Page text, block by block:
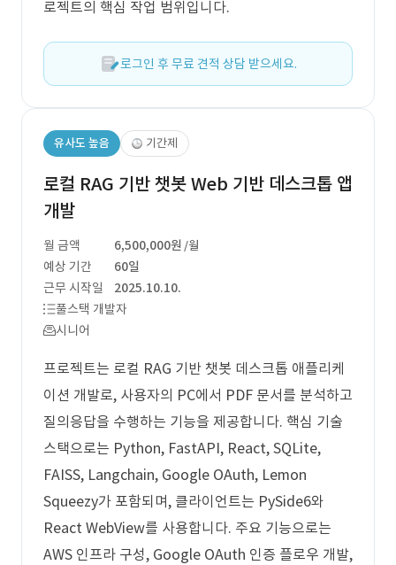
로젝트의 핵심 작업 범위입니다.
로그인 후 무료 견적 상담 받으세요.
유사도 높음 기간제
로컬 RAG 기반 챗봇 Web 기반 데스크톱 앱
개발
월 금액 6,500,000원 /월
예상 기간
60일
근무 시작일
2025.10.10.
풀스택 개발자
시니어
프로젝트는 로컬 RAG 기반 챗봇 데스크톱 애플리케
이션 개발로, 사용자의 PC에서 PDF 문서를 분석하고
질의응답을 수행하는 기능을 제공합니다. 핵심 기술
스택으로는 Python, FastAPI, React, SQLite,
FAISS, Langchain, Google OAuth, Lemon
Squeezy가 포함되며, 클라이언트는 PySide6와
React WebView를 사용합니다. 주요 기능으로는
AWS 인프라 구성, Google OAuth 인증 플로우 개발,